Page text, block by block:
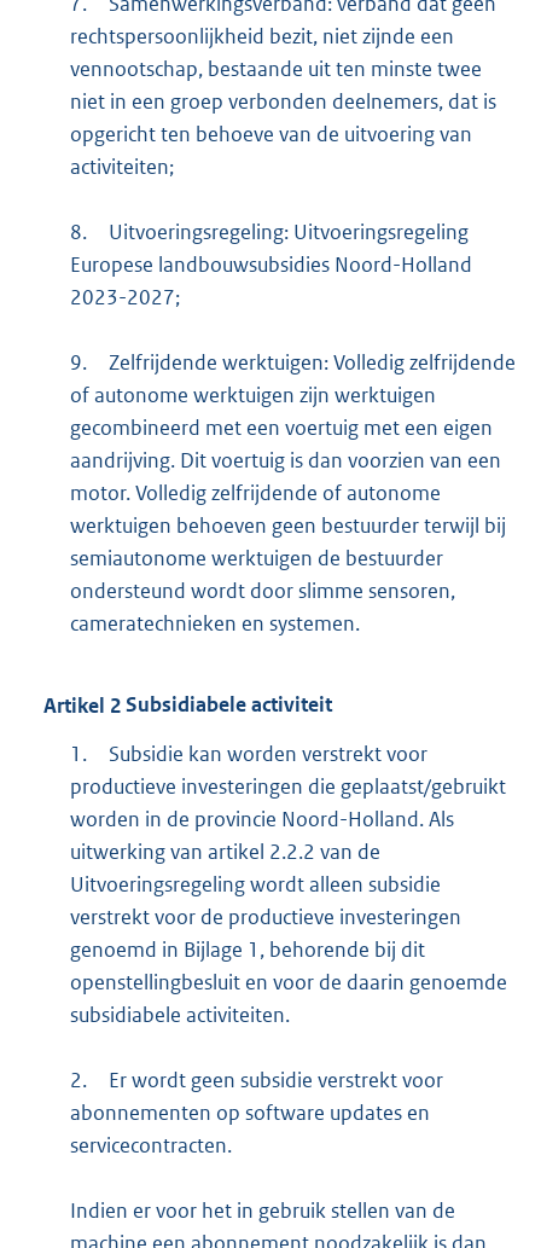
rechtspersoonlijkheid bezit, niet zijnde een
vennootschap, bestaande uit ten minste twee
niet in een groep verbonden deelnemers, dat is
opgericht ten behoeve van de uitvoering van
activiteiten;
8.
Uitvoeringsregeling: Uitvoeringsregeling
Europese landbouwsubsidies Noord-Holland
2023-2027;
9.
Zelfrijdende werktuigen: Volledig zelfrijdende
of autonome werktuigen zijn werktuigen
gecombineerd met een voertuig met een eigen
aandrijving. Dit voertuig is dan voorzien van een
motor. Volledig zelfrijdende of autonome
werktuigen behoeven geen bestuurder terwijl bij
semiautonome werktuigen de bestuurder
ondersteund wordt door slimme sensoren,
cameratechnieken en systemen.
Artikel 2Subsidiabele activiteit
1.
Subsidie kan worden verstrekt voor
productieve investeringen die geplaatst/gebruikt
worden in de provincie Noord-Holland. Als
uitwerking van artikel 2.2.2 van de
Uitvoeringsregeling wordt alleen subsidie
verstrekt voor de productieve investeringen
genoemd in Bijlage 1, behorende bij dit
openstellingbesluit en voor de daarin genoemde
subsidiabele activiteiten.
2.
Er wordt geen subsidie verstrekt voor
abonnementen op software updates en
servicecontracten.
Indien er voor het in gebruik stellen van de